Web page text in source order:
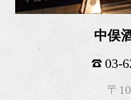
中俣
03-
〒